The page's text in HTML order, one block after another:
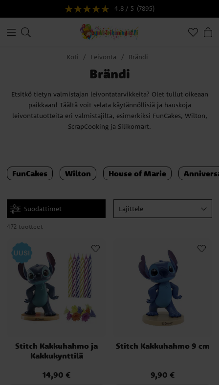
4.8 / 5 (7895)
Koti Leivonta Brändi
Brändi
Etsitkö tietyn valmistajan leivontatarvikkeita? Olet tullut oikeaan
paikkaan! Täältä voit selata käytännöllisiä ja hauskoja
leivontatuotteita eri valmistajilta, esimerkiksi FunCakes, Wilton,
ScrapCooking ja Silikomart.
FunCakes Wilton House of Marie
Suodattimet Lajittele
472 tuotteet
Stitch Kakkuhahmo ja
Kakkukynttilä
Hinta:14,90 €
14,90 €
Stitch Kakkuhahmo 9 cm
Hinta:9,90 €
9,90 €